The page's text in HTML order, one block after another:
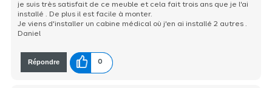
je suis très satisfait de ce meuble et cela fait trois ans que je l'ai
installé . De plus il est facile à monter.
Je viens d'installer un cabine médical où j'en ai installé 2 autres .
Daniel
Répondre 0